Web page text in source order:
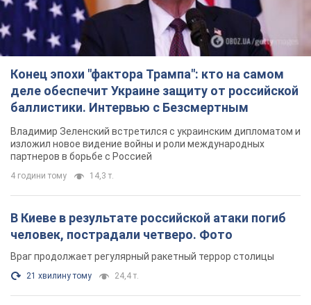
Конец эпохи "фактора Трампа": кто на самом
деле обеспечит Украине защиту от российской
баллистики. Интервью с Безсмертным
Владимир Зеленский встретился с украинским дипломатом и
изложил новое видение войны и роли международных
партнеров в борьбе с Россией
4 години тому 14,3 т.
В Киеве в результате российской атаки погиб
человек, пострадали четверо. Фото
Враг продолжает регулярный ракетный террор столицы
21 хвилину тому 24,4 т.